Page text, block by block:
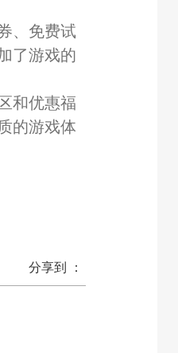
、免费试
了游戏的
和优惠福
的游戏体
分享到 ：